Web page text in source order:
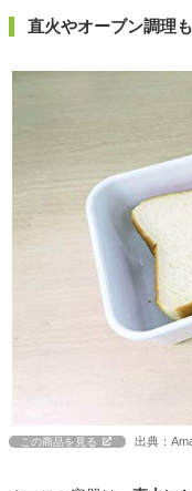
直火やオーブン調理
この商品を見る 出典：